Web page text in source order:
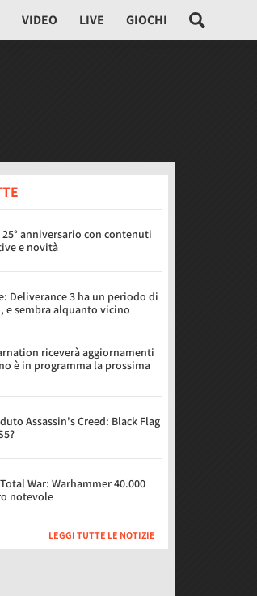
VIDEO LIVE GIOCHI
anniversario con contenuti
e novità
Deliverance 3 ha un periodo di
e sembra alquanto vicino
riceverà aggiornamenti
è in programma la prossima
Assassin's Creed: Black Flag
War: Warhammer 40.000
notevole
LEGGI TUTTE LE NOTIZIE